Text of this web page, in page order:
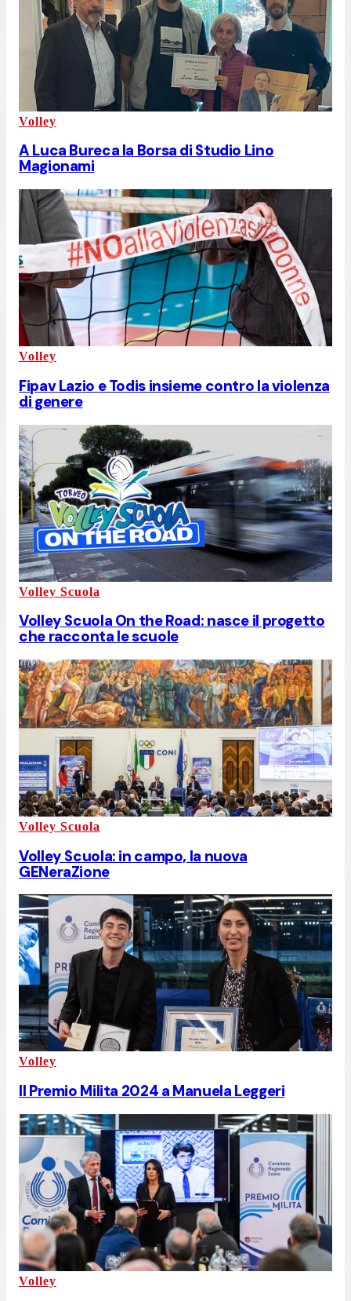
Volley
A Luca Bureca la Borsa di Studio Lino
Magionami
Volley
Fipav Lazio e Todis insieme contro la violenza
di genere
Volley Scuola
Volley Scuola On the Road: nasce il progetto
che racconta le scuole
Volley Scuola
Volley Scuola: in campo, la nuova
GENeraZione
Volley
Il Premio Milita 2024 a Manuela Leggeri
Volley